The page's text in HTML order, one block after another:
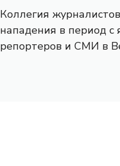
Коллегия
нападения в период
репортеров и СМИ в